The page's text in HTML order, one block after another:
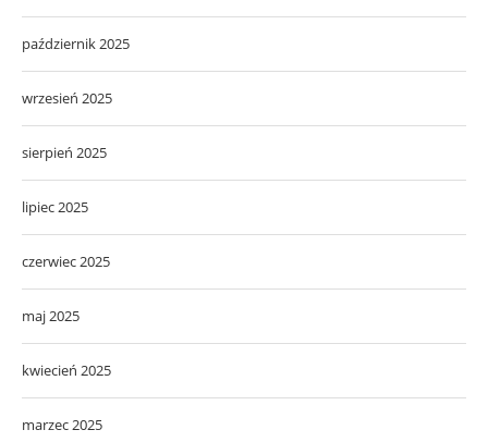
październik 2025
wrzesień 2025
sierpień 2025
lipiec 2025
czerwiec 2025
maj 2025
kwiecień 2025
marzec 2025